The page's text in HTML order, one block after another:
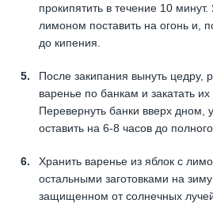
прокипятить в течение 10
лимоном поставить на огонь и,
до кипения.
После закипания вынуть цедру,
варенье по банкам и закатать
Перевернуть банки вверх дном,
оставить на 6-8 часов до
Хранить варенье из яблок с
остальными заготовками на
защищенном от солнечных